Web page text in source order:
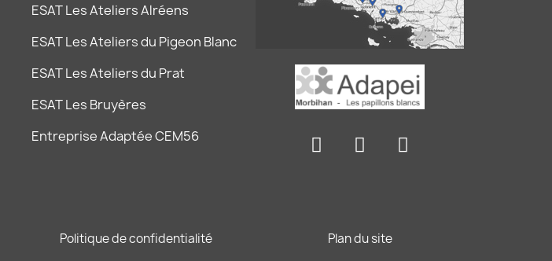
ESAT Les Ateliers Alréens
ESAT Les Ateliers du Pigeon Blanc
ESAT Les Ateliers du Prat
ESAT Les Bruyères
Entreprise Adaptée CEM56
Politique de confidentialité Plan du site